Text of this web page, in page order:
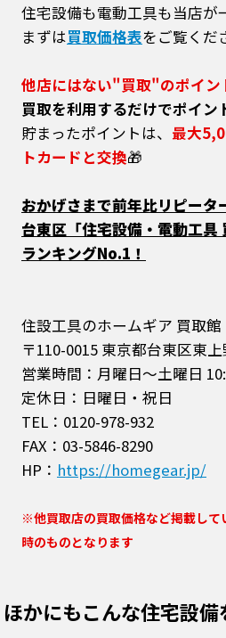
住宅設備も電動工具も当店が
まずは買取価格表をご覧くだ
他店にはない"買取"のポイン
買取を利用するだけでポイン
貯まったポイントは、 最大
トカードと交換🎁
おかげさまで前年比リピータ
台東区「住宅設備・電動工
ランキングNo.1！
住設工具のホームギア 買取館
〒110-0015 東京都台東区東
営業時間：月曜日～土曜日
定休日：日曜日・祝日
TEL：0120-978-932
FAX：03-5846-8290
HP： https://homegear.jp/
※他買取店の買取価格など掲載して
時のものとなります
ほかにもこんな住宅設